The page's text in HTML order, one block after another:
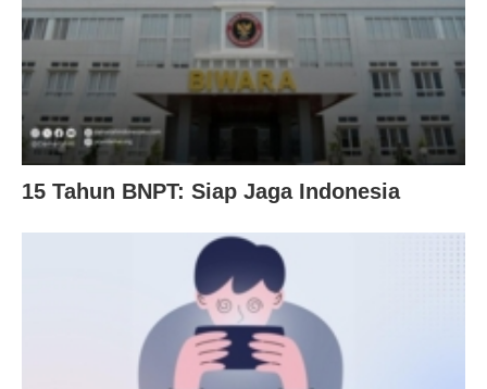
15 Tahun BNPT: Siap Jaga Indonesia